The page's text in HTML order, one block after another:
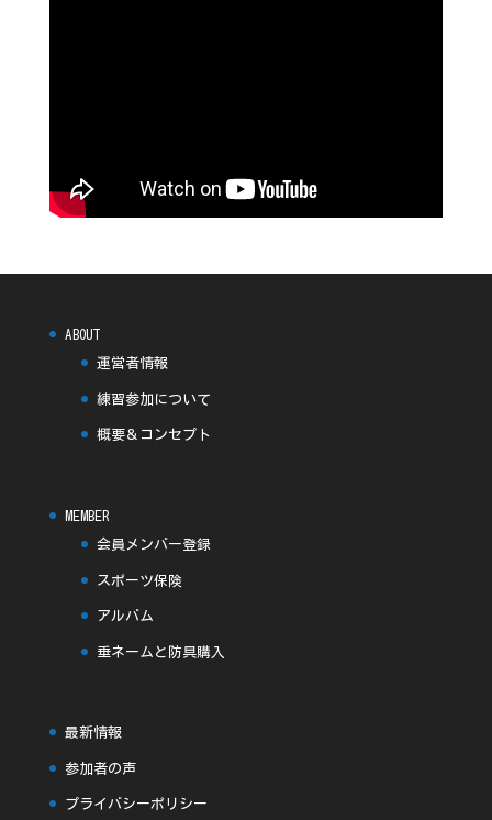
ABOUT
運営者情報
練習参加について
概要＆コンセプト
MEMBER
会員メンバー登録
スポーツ保険
アルバム
垂ネームと防具購入
最新情報
参加者の声
プライバシーポリシー